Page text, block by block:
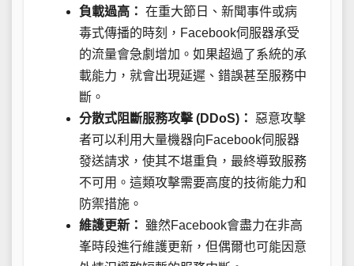
負載過高： 在重大節日、新聞事件或病
毒式傳播的時刻，Facebook伺服器承受
的流量會急劇增加。如果超過了系統的承
載能力，就會出現延遲、錯誤甚至服務中
斷。
分散式阻斷服務攻擊 (DDoS)： 惡意攻擊
者可以利用大量機器向Facebook伺服器
發送請求，使其不堪重負，最終導致服務
不可用。這類攻擊需要高度的技術能力和
防禦措施。
維護更新：
雖然Facebook會盡力在非高
峯時段進行維護更新，但偶爾也可能因意